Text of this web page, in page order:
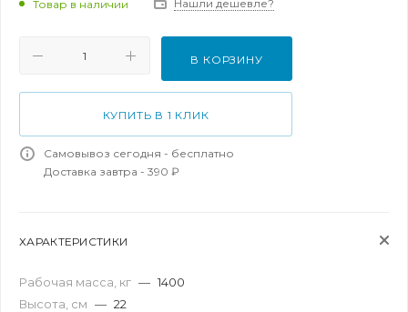
Товар в наличии Нашли дешевле?
В КОРЗИНУ
КУПИТЬ В 1 КЛИК
Самовывоз сегодня - бесплатно
Доставка завтра - 390 ₽
ХАРАКТЕРИСТИКИ
Рабочая масса, кг — 1400
Высота, см — 22